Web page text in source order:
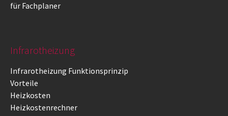
für Fachplaner
Infrarotheizung
Infrarotheizung Funktionsprinzip
Vorteile
Heizkosten
Heizkostenrechner